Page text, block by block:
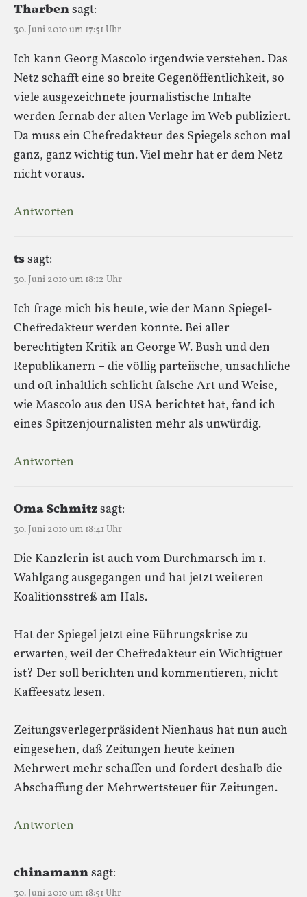
Tharbensagt:
30. Juni 2010 um 17:51 Uhr
Ich kann Georg Mascolo irgendwie verstehen. Das
Netz schafft eine so breite Gegenöffentlichkeit, so
viele ausgezeichnete journalistische Inhalte
werden fernab der alten Verlage im Web publiziert.
Da muss ein Chefredakteur des Spiegels schon mal
ganz, ganz wichtig tun. Viel mehr hat er dem Netz
nicht voraus.
Antworten
tssagt:
30. Juni 2010 um 18:12 Uhr
Ich frage mich bis heute, wie der Mann Spiegel-
Chefredakteur werden konnte. Bei aller
berechtigten Kritik an George W. Bush und den
Republikanern – die völlig parteiische, unsachliche
und oft inhaltlich schlicht falsche Art und Weise,
wie Mascolo aus den USA berichtet hat, fand ich
eines Spitzenjournalisten mehr als unwürdig.
Antworten
Oma Schmitzsagt:
30. Juni 2010 um 18:41 Uhr
Die Kanzlerin ist auch vom Durchmarsch im 1.
Wahlgang ausgegangen und hat jetzt weiteren
Koalitionsstreß am Hals.
Hat der Spiegel jetzt eine Führungskrise zu
erwarten, weil der Chefredakteur ein Wichtigtuer
ist? Der soll berichten und kommentieren, nicht
Kaffeesatz lesen.
Zeitungsverlegerpräsident Nienhaus hat nun auch
eingesehen, daß Zeitungen heute keinen
Mehrwert mehr schaffen und fordert deshalb die
Abschaffung der Mehrwertsteuer für Zeitungen.
Antworten
chinamannsagt:
30. Juni 2010 um 18:51 Uhr